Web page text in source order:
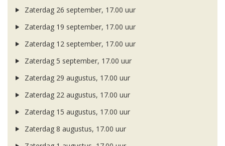
Zaterdag 26 september, 17.00 uur
Zaterdag 19 september, 17.00 uur
Zaterdag 12 september, 17.00 uur
Zaterdag 5 september, 17.00 uur
Zaterdag 29 augustus, 17.00 uur
Zaterdag 22 augustus, 17.00 uur
Zaterdag 15 augustus, 17.00 uur
Zaterdag 8 augustus, 17.00 uur